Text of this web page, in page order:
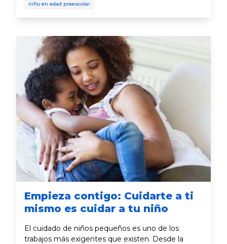
para citas de juego exitosas y divertidas.
niño en edad preescolar
Empieza contigo: Cuidarte a ti
mismo es cuidar a tu niño
El cuidado de niños pequeños es uno de los
trabajos más exigentes que existen. Desde la